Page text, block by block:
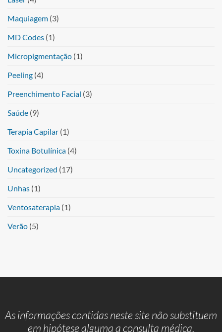
Maquiagem (3)
MD Codes (1)
Micropigmentação (1)
Peeling (4)
Preenchimento Facial (3)
Saúde (9)
Terapia Capilar (1)
Toxina Botulínica (4)
Uncategorized (17)
Unhas (1)
Ventosaterapia (1)
Verão (5)
As informações contidas neste site não substituem
em hipótese alguma a consulta médica,